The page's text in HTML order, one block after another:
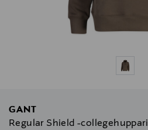
GANT
Regular Shield -collegehuppari